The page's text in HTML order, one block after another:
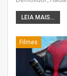
LEIA MAIS...
Filmes